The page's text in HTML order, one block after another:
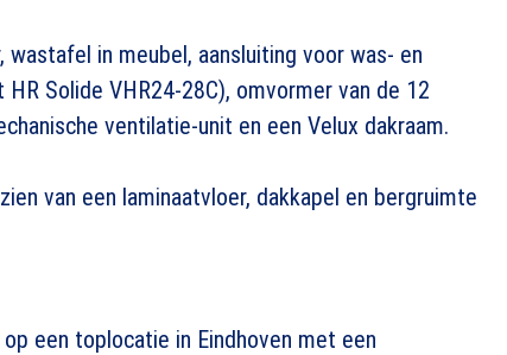
in meubel, aansluiting voor was- en
Solide VHR24-28C), omvormer van de 12
ventilatie-unit en een Velux dakraam.
van een laminaatvloer, dakkapel en bergruimte
een toplocatie in Eindhoven met een